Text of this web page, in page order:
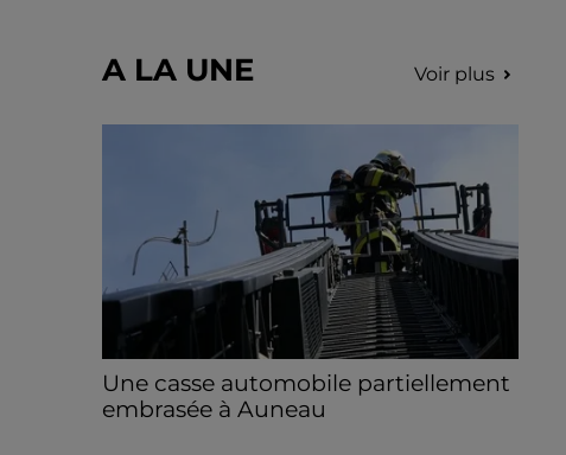
A LA UNE Voir plus
Une casse automobile partiellement
embrasée à Auneau